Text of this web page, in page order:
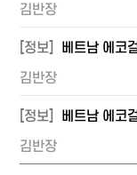
김반장
[정보] 베트남 에코
김반장
[정보] 베트남 에코
김반장